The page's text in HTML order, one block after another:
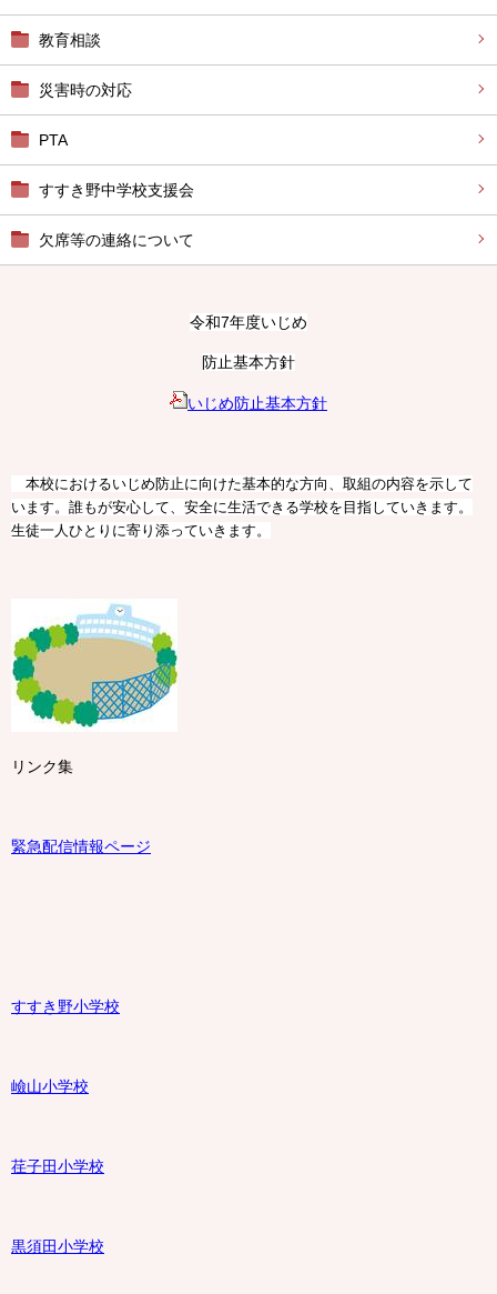
教育相談
災害時の対応
PTA
すすき野中学校支援会
欠席等の連絡について
令和7年度いじめ
防止基本方針
いじめ防止基本方針
本校におけるいじめ防止に向けた基本的な方向、取組の内容を示して
います。誰もが安心して、安全に生活できる学校を目指していきます。
生徒一人ひとりに寄り添っていきます。
リンク集
緊急配信情報ページ
すすき野小学校
嶮山小学校
荏子田小学校
黒須田小学校